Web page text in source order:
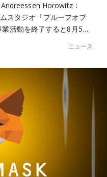
Horowitz：
スタジオ「プルーフオブ
活動を終了すると8月5…
ニュース